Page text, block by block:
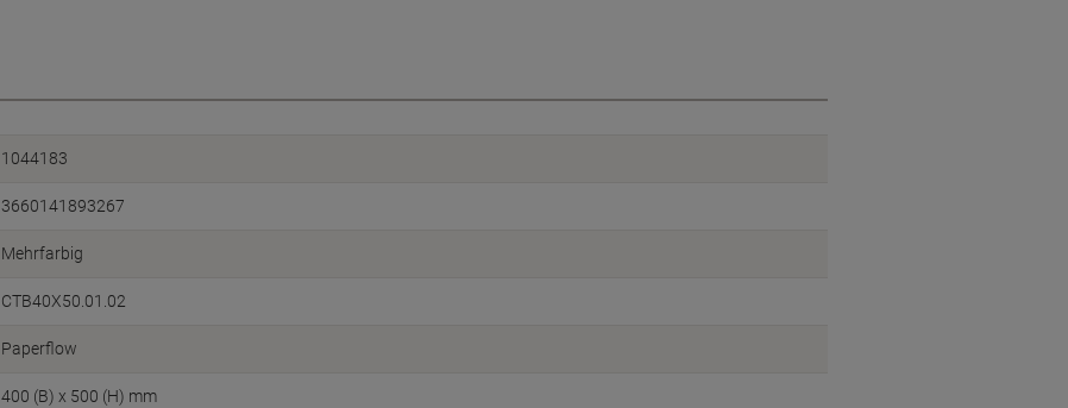
1044183
3660141893267
Mehrfarbig
CTB40X50.01.02
Paperflow
400 (B) x 500 (H) mm